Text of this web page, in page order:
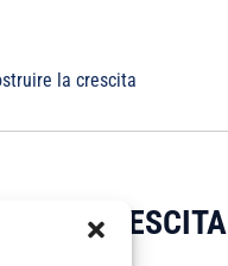
la crescita
LA CRESCITA